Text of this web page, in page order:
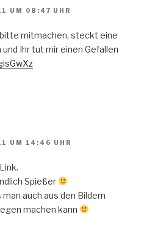
UM 08:47 UHR
bitte mitmachen, steckt eine
Ihr tut mir einen Gefallen
UM 14:46 UHR
Spießer
auch aus den Bildern
machen kann